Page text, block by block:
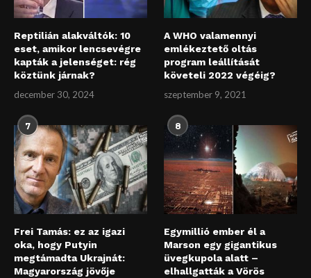
Reptilián alakváltók: 10
eset, amikor lencsevégre
kapták a jelenséget: rég
köztünk járnak?
december 30, 2024
A WHO valamennyi
emlékeztető oltás
program leállítását
követeli 2022 végéig?
szeptember 9, 2021
7
Frei Tamás: ez az igazi
oka, hogy Putyin
megtámadta Ukrajnát:
Magyarország jövője
8
Egymillió ember él a
Marson egy gigantikus
üvegkupola alatt –
elhallgatták a Vörös